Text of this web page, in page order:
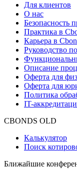
Для клиентов
О нас
Безопасность
Практика в
Карьера в
Руководство
Описание
Оферта для
Оферта для
Политика
IT-
CBONDS OLD
Калькулятор
Поиск
Ближайшие